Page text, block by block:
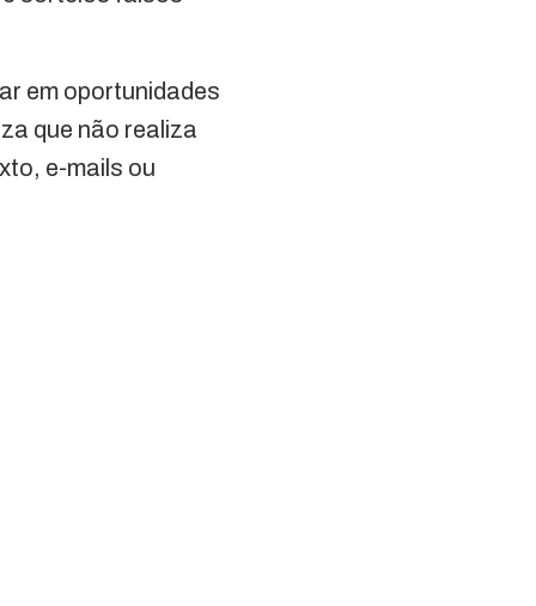
em oportunidades
que não realiza
e-mails ou